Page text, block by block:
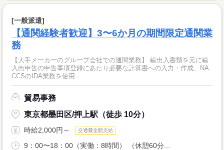
[一般派遣]
【通関経験者歓迎】3〜6か月の期間限定通関業
務
【大手メーカーのグループ会社での通関業務】 輸出入書類を元に輸
入出申告の申告事項登録にあたり必要な計算書への入力・作成、NA
CCSのIDA業務を使用...
貿易事務
東京都墨田区/押上駅（徒歩 10分）
時給2,000円～ 交通費全額支給
9：00〜18：00（実働：8時間） （休憩60分...